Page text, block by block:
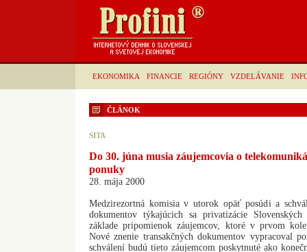
EKONOMIKA FINANCIE REGIÓNY VZDELÁVANIE
ČLÁNOK
SITA
Do 30. júna musia záujemcovia o
ponuky
28. mája 2000
Medzirezortná komisia v utorok opäť posúdi a
dokumentov týkajúcich sa privatizácie
základe pripomienok záujemcov, ktoré v prvom
Nové znenie transakčných dokumentov vypracoval
schválení budú tieto záujemcom poskytnuté ako